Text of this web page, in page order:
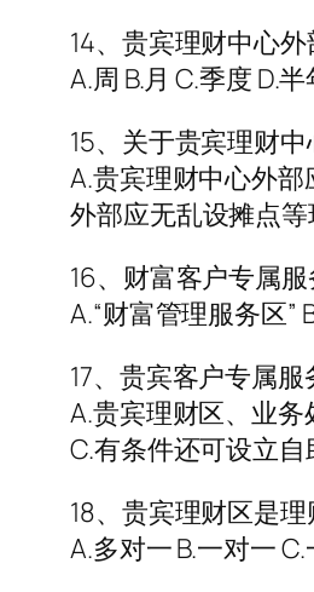
14、贵宾理财中心
A.周 B.月 C.季度 D.半
15、关于贵宾理财
A.贵宾理财中心外
外部应无乱设摊点
16、财富客户专属
A.“财富管理服务区”
17、贵宾客户专属服
A.贵宾理财区、业
C.有条件还可设立
18、贵宾理财区是
A.多对一 B.一对一